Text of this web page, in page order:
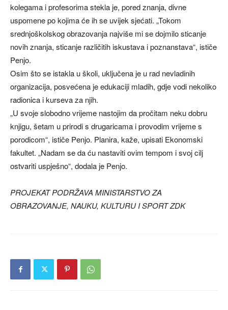
kolegama i profesorima stekla je, pored znanja, divne
uspomene po kojima će ih se uvijek sjećati. „Tokom
srednjoškolskog obrazovanja najviše mi se dojmilo sticanje
novih znanja, sticanje različitih iskustava i poznanstava“, ističe
Penjo.
Osim što se istakla u školi, uključena je u rad nevladinih
organizacija, posvećena je edukaciji mladih, gdje vodi nekoliko
radionica i kurseva za njih.
„U svoje slobodno vrijeme nastojim da pročitam neku dobru
knjigu, šetam u prirodi s drugaricama i provodim vrijeme s
porodicom“, ističe Penjo. Planira, kaže, upisati Ekonomski
fakultet. „Nadam se da ću nastaviti ovim tempom i svoj cilj
ostvariti uspješno“, dodala je Penjo.
PROJEKAT PODRŽAVA MINISTARSTVO ZA
OBRAZOVANJE, NAUKU, KULTURU I SPORT ZDK